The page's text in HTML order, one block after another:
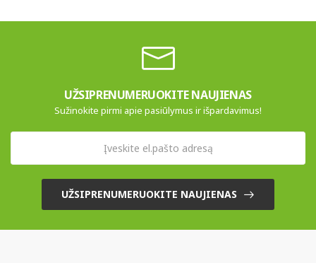
UŽSIPRENUMERUOKITE NAUJIENAS
Sužinokite pirmi apie pasiūlymus ir išpardavimus!
UŽSIPRENUMERUOKITE NAUJIENAS